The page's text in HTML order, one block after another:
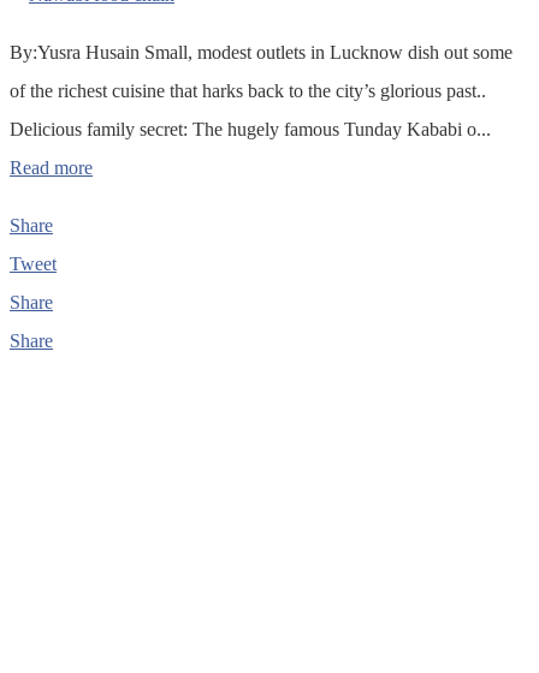
By:Yusra Husain Small, modest outlets in Lucknow dish out some
of the richest cuisine that harks back to the city’s glorious past..
Delicious family secret: The hugely famous Tunday Kababi o...
Read more
Share
Tweet
Share
Share